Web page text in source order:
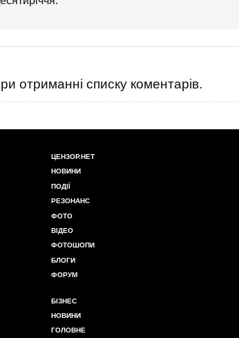
отриманні списку коментарів.
ЦЕНЗОР.НЕТ
НОВИНИ
ПОДІЇ
РЕЗОНАНС
ФОТО
ВІДЕО
ФОТОШОПИ
БЛОГИ
ФОРУМ
БІЗНЕС
НОВИНИ
ГОЛОВНЕ